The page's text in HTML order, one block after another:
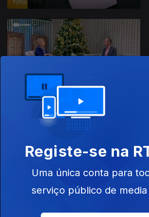
Registe-se na
Uma única conta para
serviço público de media